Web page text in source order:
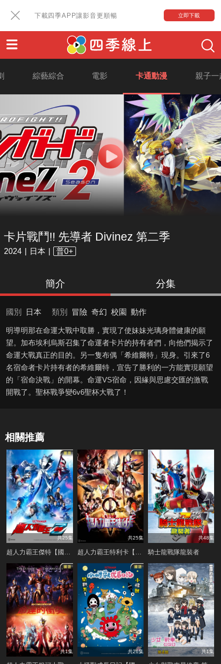
下載四季APP讓影音更順暢 立即下載
綜藝綜合 電影 卡通動漫 親子一
卡片戰鬥!! 先導者 Divinez 第二季
2024 日本 普0+
簡介 分集
國別 日本 類別 冒險 奇幻 校園 動作
明導明那在命運大戰中取勝，實現了使妹妹光璃身體健康的願
望。加布埃利烏斯召集了命運者卡片的持有者們，向他們揭示了
命運大戰真正的目的。另一隻布偶「希維爾特」現身。引來了6
名宿命者卡片持有者的希維爾特，宣告了勝利的一方能實現願望
的「宿命決戰」的開幕。命運VS宿命，因緣與思慮交匯的激戰
開戰了。聖杯戰爭變6v6聖杯大戰了！
相關推薦
共25集 共25集 共48集
騎士龍戰隊龍裝者
共1集 共26集 共1集